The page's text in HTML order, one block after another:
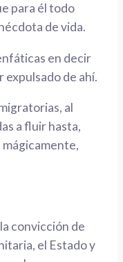
para éltodo
de vida.
en decir
expulsado de ahí.
al
a fluir hasta,
mágicamente,
convicción de
el Estado y